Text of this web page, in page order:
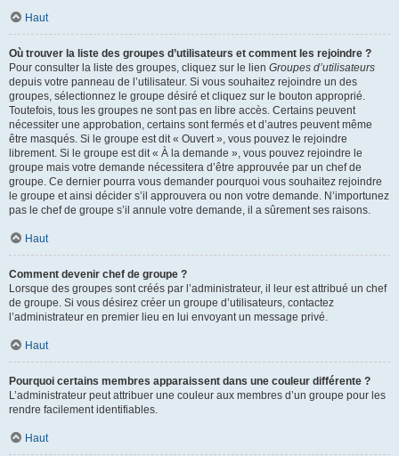
Haut
Où trouver la liste des groupes d’utilisateurs et comment les rejoindre ?
Pour consulter la liste des groupes, cliquez sur le lien Groupes d’utilisateurs
depuis votre panneau de l’utilisateur. Si vous souhaitez rejoindre un des
groupes, sélectionnez le groupe désiré et cliquez sur le bouton approprié.
Toutefois, tous les groupes ne sont pas en libre accès. Certains peuvent
nécessiter une approbation, certains sont fermés et d’autres peuvent même
être masqués. Si le groupe est dit « Ouvert », vous pouvez le rejoindre
librement. Si le groupe est dit « À la demande », vous pouvez rejoindre le
groupe mais votre demande nécessitera d’être approuvée par un chef de
groupe. Ce dernier pourra vous demander pourquoi vous souhaitez rejoindre
le groupe et ainsi décider s’il approuvera ou non votre demande. N’importunez
pas le chef de groupe s’il annule votre demande, il a sûrement ses raisons.
Haut
Comment devenir chef de groupe ?
Lorsque des groupes sont créés par l’administrateur, il leur est attribué un chef
de groupe. Si vous désirez créer un groupe d’utilisateurs, contactez
l’administrateur en premier lieu en lui envoyant un message privé.
Haut
Pourquoi certains membres apparaissent dans une couleur différente ?
L’administrateur peut attribuer une couleur aux membres d’un groupe pour les
rendre facilement identifiables.
Haut